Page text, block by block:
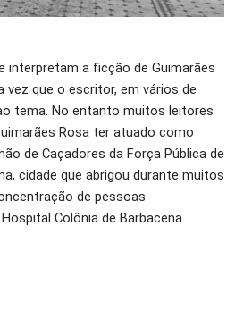
interpretam a ficção de Guimarães
vez que o escritor, em vários de
tema. No entanto muitos leitores
Rosa ter atuado como
de Caçadores da Força Pública de
cidade que abrigou durante muitos
de pessoas
Colônia de Barbacena.